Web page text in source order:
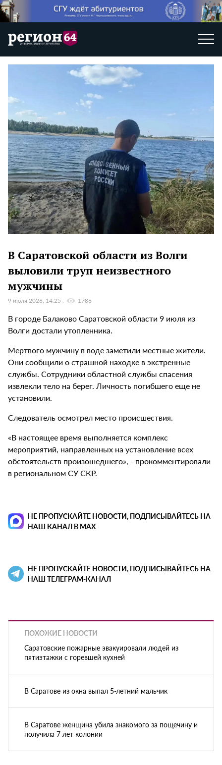
В Саратовской области из Волги
выловили труп неизвестного
мужчины
9 июля 2026, 14:25 1786
В городе Балаково Саратовской области 9 июля из
Волги достали утопленника.
Мертвого мужчину в воде заметили местные жители.
Они сообщили о страшной находке в экстренные
службы. Сотрудники областной службы спасения
извлекли тело на берег. Личность погибшего еще не
установили.
Следователь осмотрел место происшествия.
«В настоящее время выполняется комплекс
мероприятий, направленных на установление всех
обстоятельств произошедшего», - прокомментировали
в региональном СУ СКР.
НЕ ПРОПУСКАЙТЕ НОВОСТИ, ПОДПИСЫВАЙТЕСЬ НА
НАШ КАНАЛ В MAX
НЕ ПРОПУСКАЙТЕ НОВОСТИ, ПОДПИСЫВАЙТЕСЬ НА
НАШ ТЕЛЕГРАМ-КАНАЛ
ПОХОЖИЕ НОВОСТИ
Саратовские пожарные эвакуировали людей из
пятиэтажки с горевшей кухней
В Саратове из окна выпал 5-летний мальчик
В Саратове женщина убила знакомого за пощечину и
получила 7 лет колонии